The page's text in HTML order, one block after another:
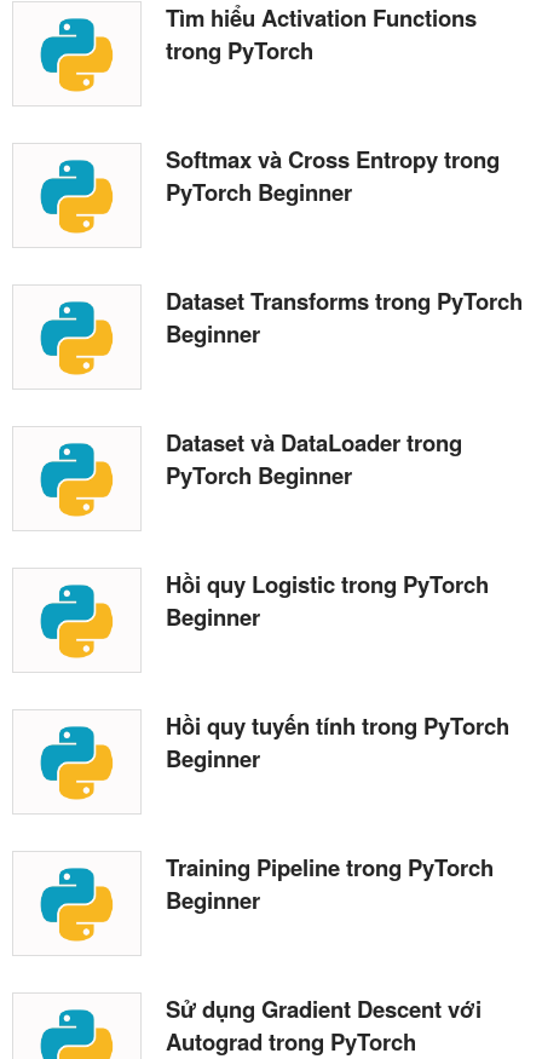
Tìm hiểu Activation Functions
trong PyTorch
Softmax và Cross Entropy trong
PyTorch Beginner
Dataset Transforms trong PyTorch
Beginner
Dataset và DataLoader trong
PyTorch Beginner
Hồi quy Logistic trong PyTorch
Beginner
Hồi quy tuyến tính trong PyTorch
Beginner
Training Pipeline trong PyTorch
Beginner
Sử dụng Gradient Descent với
Autograd trong PyTorch